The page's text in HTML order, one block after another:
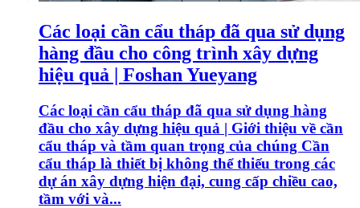
Các loại cần cẩu tháp đã qua sử dụng
hàng đầu cho công trình xây dựng
hiệu quả | Foshan Yueyang
Các loại cần cẩu tháp đã qua sử dụng hàng
đầu cho xây dựng hiệu quả | Giới thiệu về cần
cẩu tháp và tầm quan trọng của chúng Cần
cẩu tháp là thiết bị không thể thiếu trong các
dự án xây dựng hiện đại, cung cấp chiều cao,
tầm với và...